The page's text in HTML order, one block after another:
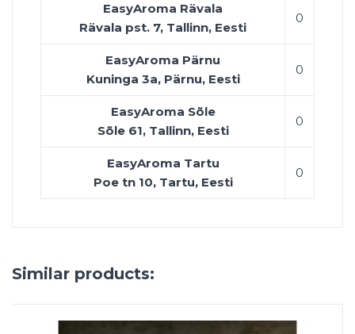
EasyAroma Rävala
Rävala pst. 7, Tallinn, Eesti
0
EasyAroma Pärnu
Kuninga 3a, Pärnu, Eesti
0
EasyAroma Sõle
Sõle 61, Tallinn, Eesti
0
EasyAroma Tartu
Poe tn 10, Tartu, Eesti
0
Similar products: